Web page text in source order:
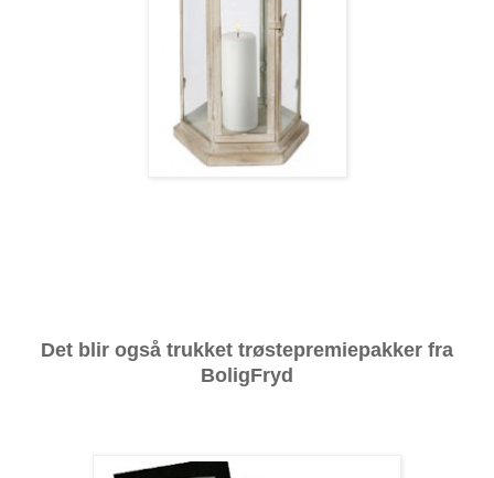
Det blir også trukket trøstepremiepakker fra
BoligFryd